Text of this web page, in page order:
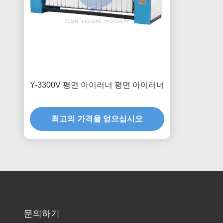
Y-3300V 평면 아이러너 평면 아이러너
최고의 가격을 얻으십시오
문의하기